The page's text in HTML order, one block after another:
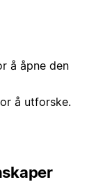
å åpne den
å utforske.